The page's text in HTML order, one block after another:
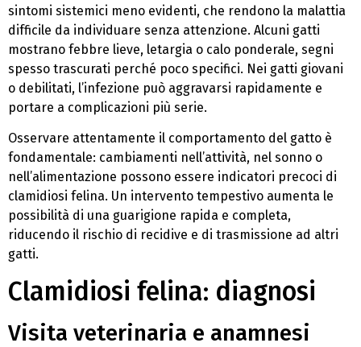
sintomi sistemici meno evidenti, che rendono la malattia
difficile da individuare senza attenzione. Alcuni gatti
mostrano febbre lieve, letargia o calo ponderale, segni
spesso trascurati perché poco specifici. Nei gatti giovani
o debilitati, l’infezione può aggravarsi rapidamente e
portare a complicazioni più serie.
Osservare attentamente il comportamento del gatto è
fondamentale: cambiamenti nell’attività, nel sonno o
nell’alimentazione possono essere indicatori precoci di
clamidiosi felina. Un intervento tempestivo aumenta le
possibilità di una guarigione rapida e completa,
riducendo il rischio di recidive e di trasmissione ad altri
gatti.
Clamidiosi felina: diagnosi
Visita veterinaria e anamnesi